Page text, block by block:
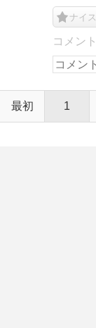
ナイス
コメン
最初 1